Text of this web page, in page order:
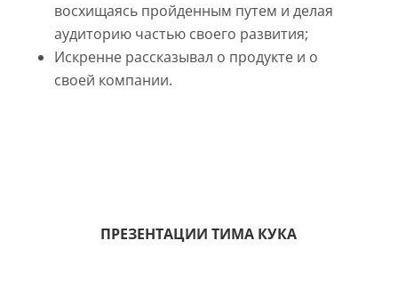
восхищаясь пройденным путем и делая
аудиторию частью своего развития;
Искренне рассказывал о продукте и о
своей компании.
ПРЕЗЕНТАЦИИ ТИМА КУКА